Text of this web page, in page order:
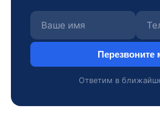
Перезвоните
Ответим в